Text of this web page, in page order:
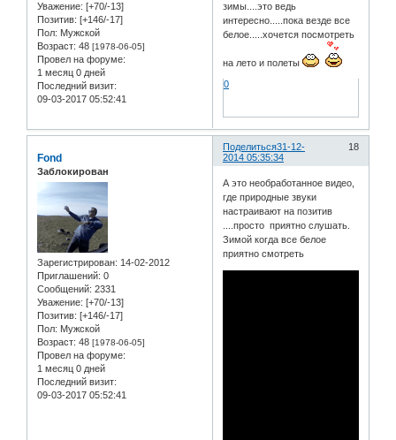
Уважение: [+70/-13]
Позитив: [+146/-17]
Пол: Мужской
Возраст: 48 [1978-06-05]
Провел на форуме:
1 месяц 0 дней
Последний визит:
09-03-2017 05:52:41
зимы....это ведь
интересно.....пока везде все
белое.....хочется посмотреть
на лето и полеты
0
Поделиться 18
31-12-
2014 05:35:34
Fond
Заблокирован
Зарегистрирован: 14-02-2012
Приглашений: 0
Сообщений: 2331
Уважение: [+70/-13]
Позитив: [+146/-17]
Пол: Мужской
Возраст: 48 [1978-06-05]
Провел на форуме:
1 месяц 0 дней
Последний визит:
09-03-2017 05:52:41
А это необработанное видео,
где природные звуки
настраивают на позитив
....просто приятно слушать.
Зимой когда все белое
приятно смотреть